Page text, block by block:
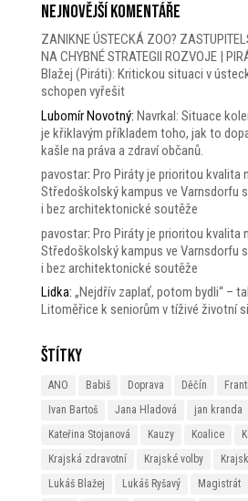
Nejnovější komentáře
ZANIKNE ÚSTECKÁ ZOO?
NA CHYBNÉ STRATEGII ROZVOJE |
Blažej (Piráti): Kritickou situaci v
schopen vyřešit
Lubomír Novotný: Navrkal: Situace
je křiklavým příkladem toho, jak to
kašle na práva a zdraví občanů.
pavostar: Pro Piráty je prioritou kvalita
Středoškolský kampus ve Varnsdorfu
i bez architektonické soutěže
pavostar: Pro Piráty je prioritou kvalita
Středoškolský kampus ve Varnsdorfu
i bez architektonické soutěže
Lidka: „Nejdřív zaplať, potom bydli“ –
Litoměřice k seniorům v tíživé životní
Štítky
ANO Babiš Doprava Děčín
Ivan Bartoš
Jana Hladová jan kranda
Kateřina Stojanová
Kauzy Koalice
Krajská zdravotní
Krajské volby
Lukáš Blažej
Lukáš Ryšavý Magistrát